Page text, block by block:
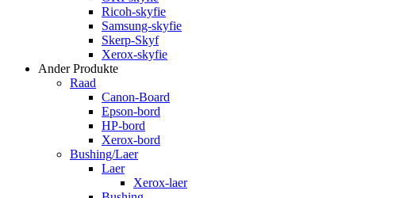
Ricoh-skyfie
Samsung-skyfie
Skerp-Skyf
Xerox-skyfie
Ander Produkte
Raad
Canon-Board
Epson-bord
HP-bord
Xerox-bord
Bushing/Laer
Laer
Xerox-laer